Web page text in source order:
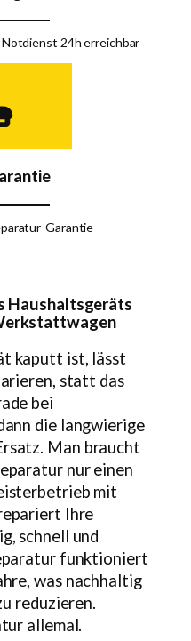
Notdienst 24h erreichbar
Garantie
Haushaltsgeräts
kaputt ist, lässt
statt das
bei
die langwierige
Man braucht
nur einen
mit
Ihre
schnell und
funktioniert
was nachhaltig
reduzieren.
allemal.